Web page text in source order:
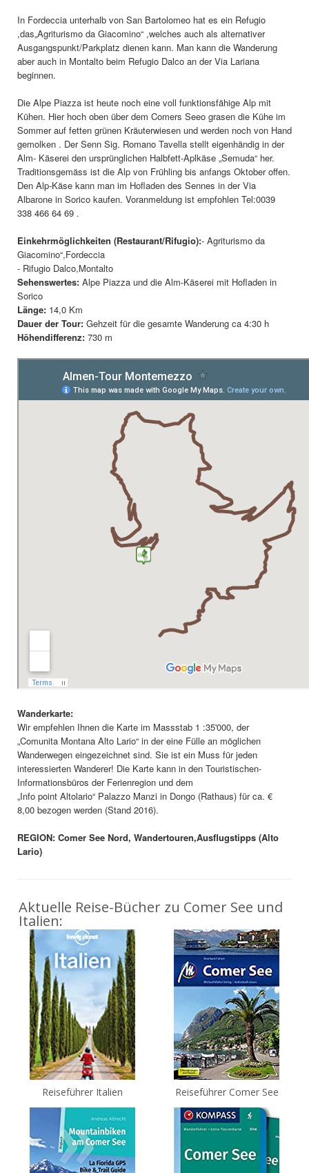
In Fordeccia unterhalb von San Bartolomeo hat es ein Refugio
,das„Agriturismo da Giacomino“ ,welches auch als alternativer
Ausgangspunkt/Parkplatz dienen kann. Man kann die Wanderung
aber auch in Montalto beim Refugio Dalco an der Via Lariana
beginnen.
Die Alpe Piazza ist heute noch eine voll funktionsfähige Alp mit
Kühen. Hier hoch oben über dem Comers Seeo grasen die Kühe im
Sommer auf fetten grünen Kräuterwiesen und werden noch von Hand
gemolken . Der Senn Sig. Romano Tavella stellt eigenhändig in der
Alm- Käserei den ursprünglichen Halbfett-Aplkäse „Semuda“ her.
Traditionsgemäss ist die Alp von Frühling bis anfangs Oktober offen.
Den Alp-Käse kann man im Hofladen des Sennes in der Via
Albarone in Sorico kaufen. Voranmeldung ist empfohlen Tel:0039
338 466 64 69 .
Einkehrmöglichkeiten (Restaurant/Rifugio):- Agriturismo da
Giacomino“,Fordeccia
- Rifugio Dalco,Montalto
Sehenswertes: Alpe Piazza und die Alm-Käserei mit Hofladen in
Sorico
Länge: 14,0 Km
Dauer der Tour: Gehzeit für die gesamte Wanderung ca 4:30 h
Höhendifferenz: 730 m
Wanderkarte:
Wir empfehlen Ihnen die Karte im Massstab 1 :35'000, der
„Comunita Montana Alto Lario“ in der eine Fülle an möglichen
Wanderwegen eingezeichnet sind. Sie ist ein Muss für jeden
interessierten Wanderer! Die Karte kann in den Touristischen-
Informationsbüros der Ferienregion und dem
„Info point Altolario“ Palazzo Manzi in Dongo (Rathaus) für ca. €
8,00 bezogen werden (Stand 2016).
REGION: Comer See Nord, Wandertouren,Ausflugstipps (Alto
Lario)
Aktuelle Reise-Bücher zu Comer See und
Italien:
Reiseführer Italien Reiseführer Comer See